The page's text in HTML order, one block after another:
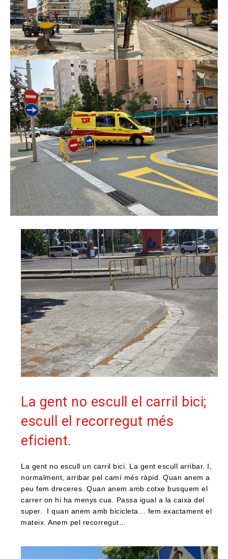
La gent no escull el carril bici;
escull el recorregut més
eficient.
La gent no escull un carril bici. La gent escull arribar. I,
normalment, arribar pel camí més ràpid. Quan anem a
peu fem dreceres. Quan anem amb cotxe busquem el
carrer on hi ha menys cua. Passa igual a la caixa del
super. I quan anem amb bicicleta… fem exactament el
mateix. Anem pel recorregut…